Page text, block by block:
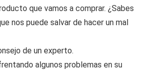
que vamos a comprar. ¿Sabes
nos puede salvar de hacer un mal
de un experto.
algunos problemas en su